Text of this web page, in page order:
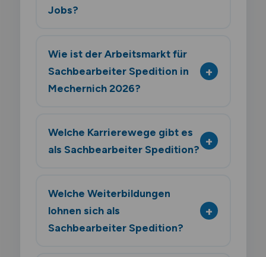
Jobs?
Wie ist der Arbeitsmarkt für
Sachbearbeiter Spedition in
Mechernich 2026?
Welche Karrierewege gibt es
als Sachbearbeiter Spedition?
Welche Weiterbildungen
lohnen sich als
Sachbearbeiter Spedition?